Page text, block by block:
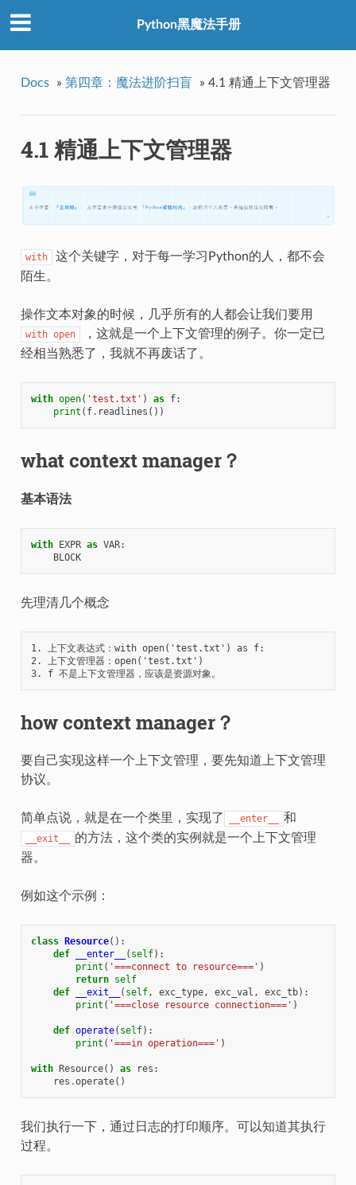
Python黑魔法手册
Docs » 第四章：魔法进阶扫盲 » 4.1 精通上下文管理器
4.1 精通上下文管理器
with
这个关键字，对于每一学习Python的人，都不会
陌生。
操作文本对象的时候，几乎所有的人都会让我们要用
with open
，这就是一个上下文管理的例子。你一定已
经相当熟悉了，我就不再废话了。
with open( 'test.txt' ) as f:
print ( f. readlines ())
what context manager？
基本语法
with EXPR as VAR:
BLOCK
先理清几个概念
1. 上下文表达式：with open('test.txt') as f:
2. 上下文管理器：open('test.txt')
how context manager？
要自己实现这样一个上下文管理，要先知道上下文管理
协议。
简单点说，就是在一个类里，实现了 __enter__ 和
__exit__
的方法，这个类的实例就是一个上下文管理
器。
例如这个示例：
class Resource():
def
__enter__ ( self):
print ( '===connect to resource===' )
return self
def
__exit__ ( self, exc_type, exc_val , exc_tb):
print ( '===close resource connection===' )
def operate( self):
print ( '===in operation===' )
with Resource() as res :
res .operate()
我们执行一下，通过日志的打印顺序。可以知道其执行
过程。